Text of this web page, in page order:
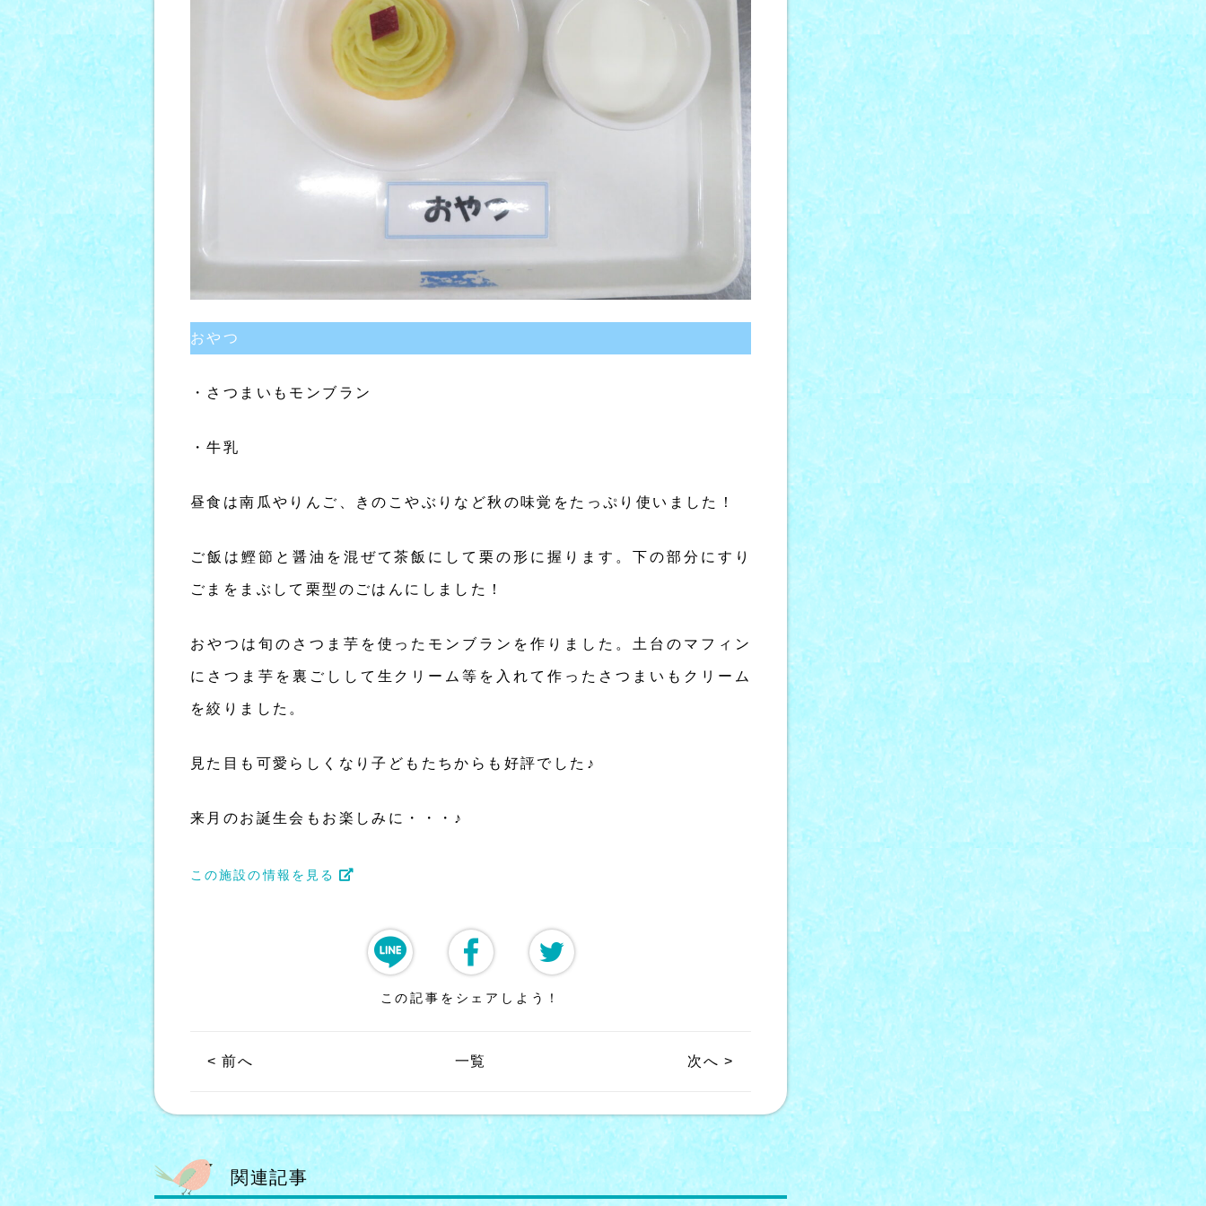
おやつ
・さつまいもモンブラン
・牛乳
昼食は南瓜やりんご、きのこやぶりなど秋の味覚をたっぷり使いました！
ご飯は鰹節と醤油を混ぜて茶飯にして栗の形に握ります。下の部分にすり
ごまをまぶして栗型のごはんにしました！
おやつは旬のさつま芋を使ったモンブランを作りました。土台のマフィン
にさつま芋を裏ごしして生クリーム等を入れて作ったさつまいもクリーム
を絞りました。
見た目も可愛らしくなり子どもたちからも好評でした♪
来月のお誕生会もお楽しみに・・・♪
この施設の情報を見る
この記事をシェアしよう！
< 前へ 一覧 次へ >
関連記事